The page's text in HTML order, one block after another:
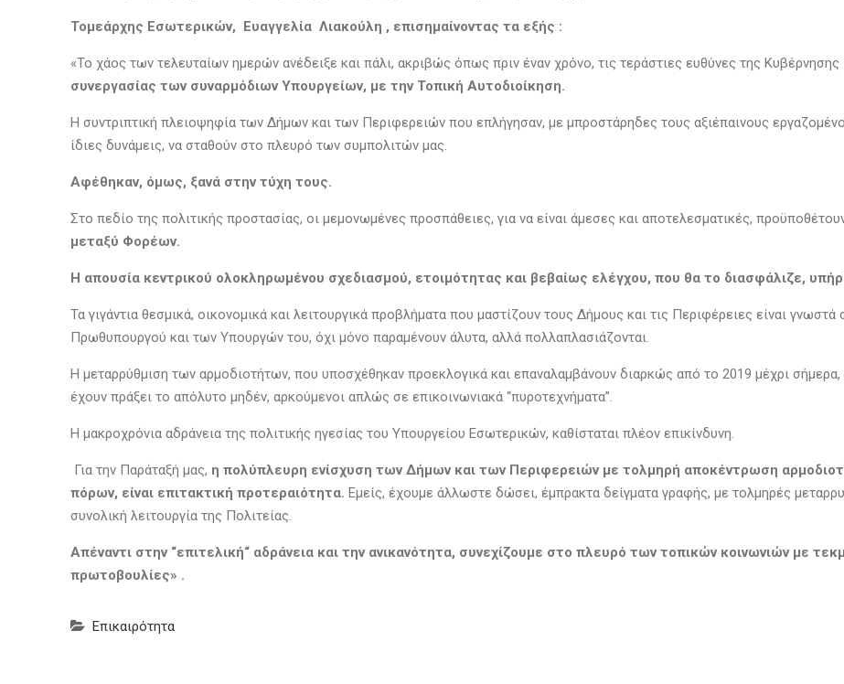
Τομεάρχης Εσωτερικών, Ευαγγελία Λιακούλη , επισημαίνοντας τα εξής :
«Το χάος των τελευταίων ημερών ανέδειξε και πάλι, ακριβώς όπως πριν έναν χρόνο, τις τεράστιες ευθύνες της Κυβέρνησης
συνεργασίας των συναρμόδιων Υπουργείων, με την Τοπική Αυτοδιοίκηση.
Η συντριπτική πλειοψηφία των Δήμων και των Περιφερειών που επλήγησαν, με μπροστάρηδες τους αξιέπαινους
ίδιες δυνάμεις, να σταθούν στο πλευρό των συμπολιτών μας.
Αφέθηκαν, όμως, ξανά στην τύχη τους.
Στο πεδίο της πολιτικής προστασίας, οι μεμονωμένες προσπάθειες, για να είναι άμεσες και αποτελεσματικές,
μεταξύ Φορέων.
Η απουσία κεντρικού ολοκληρωμένου σχεδιασμού, ετοιμότητας και βεβαίως ελέγχου, που θα το διασφάλιζε,
Τα γιγάντια θεσμικά, οικονομικά και λειτουργικά προβλήματα που μαστίζουν τους Δήμους και τις Περιφέρειες είναι
Πρωθυπουργού και των Υπουργών του, όχι μόνο παραμένουν άλυτα, αλλά πολλαπλασιάζονται.
Η μεταρρύθμιση των αρμοδιοτήτων, που υποσχέθηκαν προεκλογικά και επαναλαμβάνουν διαρκώς από το 2019 μέχρι σήμερα,
έχουν πράξει το απόλυτο μηδέν, αρκούμενοι απλώς σε επικοινωνιακά “πυροτεχνήματα”.
Η μακροχρόνια αδράνεια της πολιτικής ηγεσίας του Υπουργείου Εσωτερικών, καθίσταται πλέον επικίνδυνη.
Για την Παράταξή μας, η πολύπλευρη ενίσχυση των Δήμων και των Περιφερειών με τολμηρή αποκέντρωση
πόρων, είναι επιτακτική προτεραιότητα. Εμείς, έχουμε άλλωστε δώσει, έμπρακτα δείγματα γραφής, με τολμηρές
συνολική λειτουργία της Πολιτείας.
Απέναντι στην “επιτελική“ αδράνεια και την ανικανότητα, συνεχίζουμε στο πλευρό των τοπικών κοινωνιών με
πρωτοβουλίες» .
Επικαιρότητα